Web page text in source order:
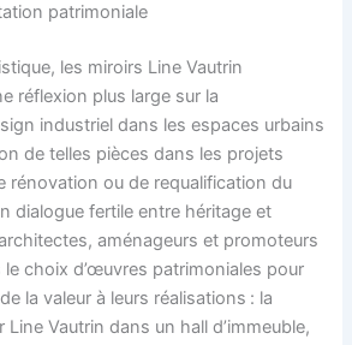
patrimoniale
les miroirs Line Vautrin
réflexion plus large sur la
industriel dans les espaces urbains
de telles pièces dans les projets
rénovation ou de requalification du
dialogue fertile entre héritage et
aménageurs et promoteurs
choix d’œuvres patrimoniales pour
la valeur à leurs réalisations : la
Line Vautrin dans un hall d’immeuble,